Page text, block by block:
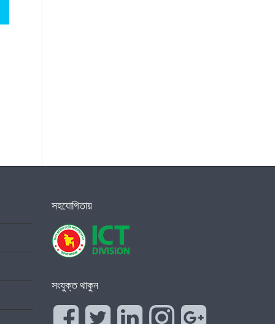
সহযোগিতায়
সংযুক্ত থাকুন